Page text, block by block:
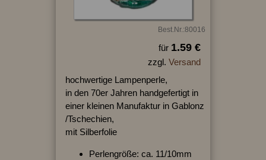
Best.Nr.:80016
für 1.59 €
zzgl. Versand
hochwertige Lampenperle,
in den 70er Jahren handgefertigt in
einer kleinen Manufaktur in Gablonz
/Tschechien,
mit Silberfolie
Perlengröße: ca. 11/10mm